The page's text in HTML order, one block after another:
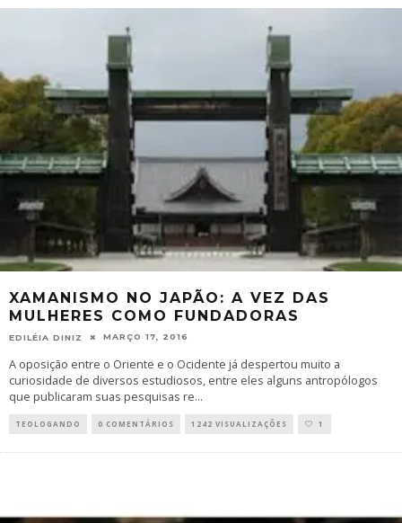
XAMANISMO NO JAPÃO: A VEZ DAS
MULHERES COMO FUNDADORAS
EDILÉIA DINIZ MARÇO 17, 2016
A oposição entre o Oriente e o Ocidente já despertou muito a
curiosidade de diversos estudiosos, entre eles alguns antropólogos
que publicaram suas pesquisas re...
TEOLOGANDO 0 COMENTÁRIOS 1242 VISUALIZAÇÕES 1